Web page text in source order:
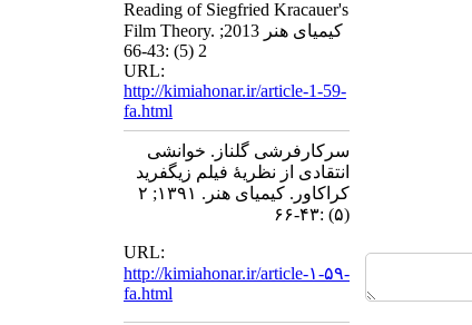
Reading of Siegfried Kracauer's
Film Theory. کیمیای هنر 2013;
2 (5) :43-66
URL:
http://kimiahonar.ir/article-1-59-
fa.html
سرکارفرشی گلناز. خوانشی
انتقادی از نظریۀ فیلم زیگفرید
کراکاور. کیمیای هنر. ۱۳۹۱; ۲
(۵) :۴۳-۶۶
URL:
http://kimiahonar.ir/article-۱-۵۹-
fa.html